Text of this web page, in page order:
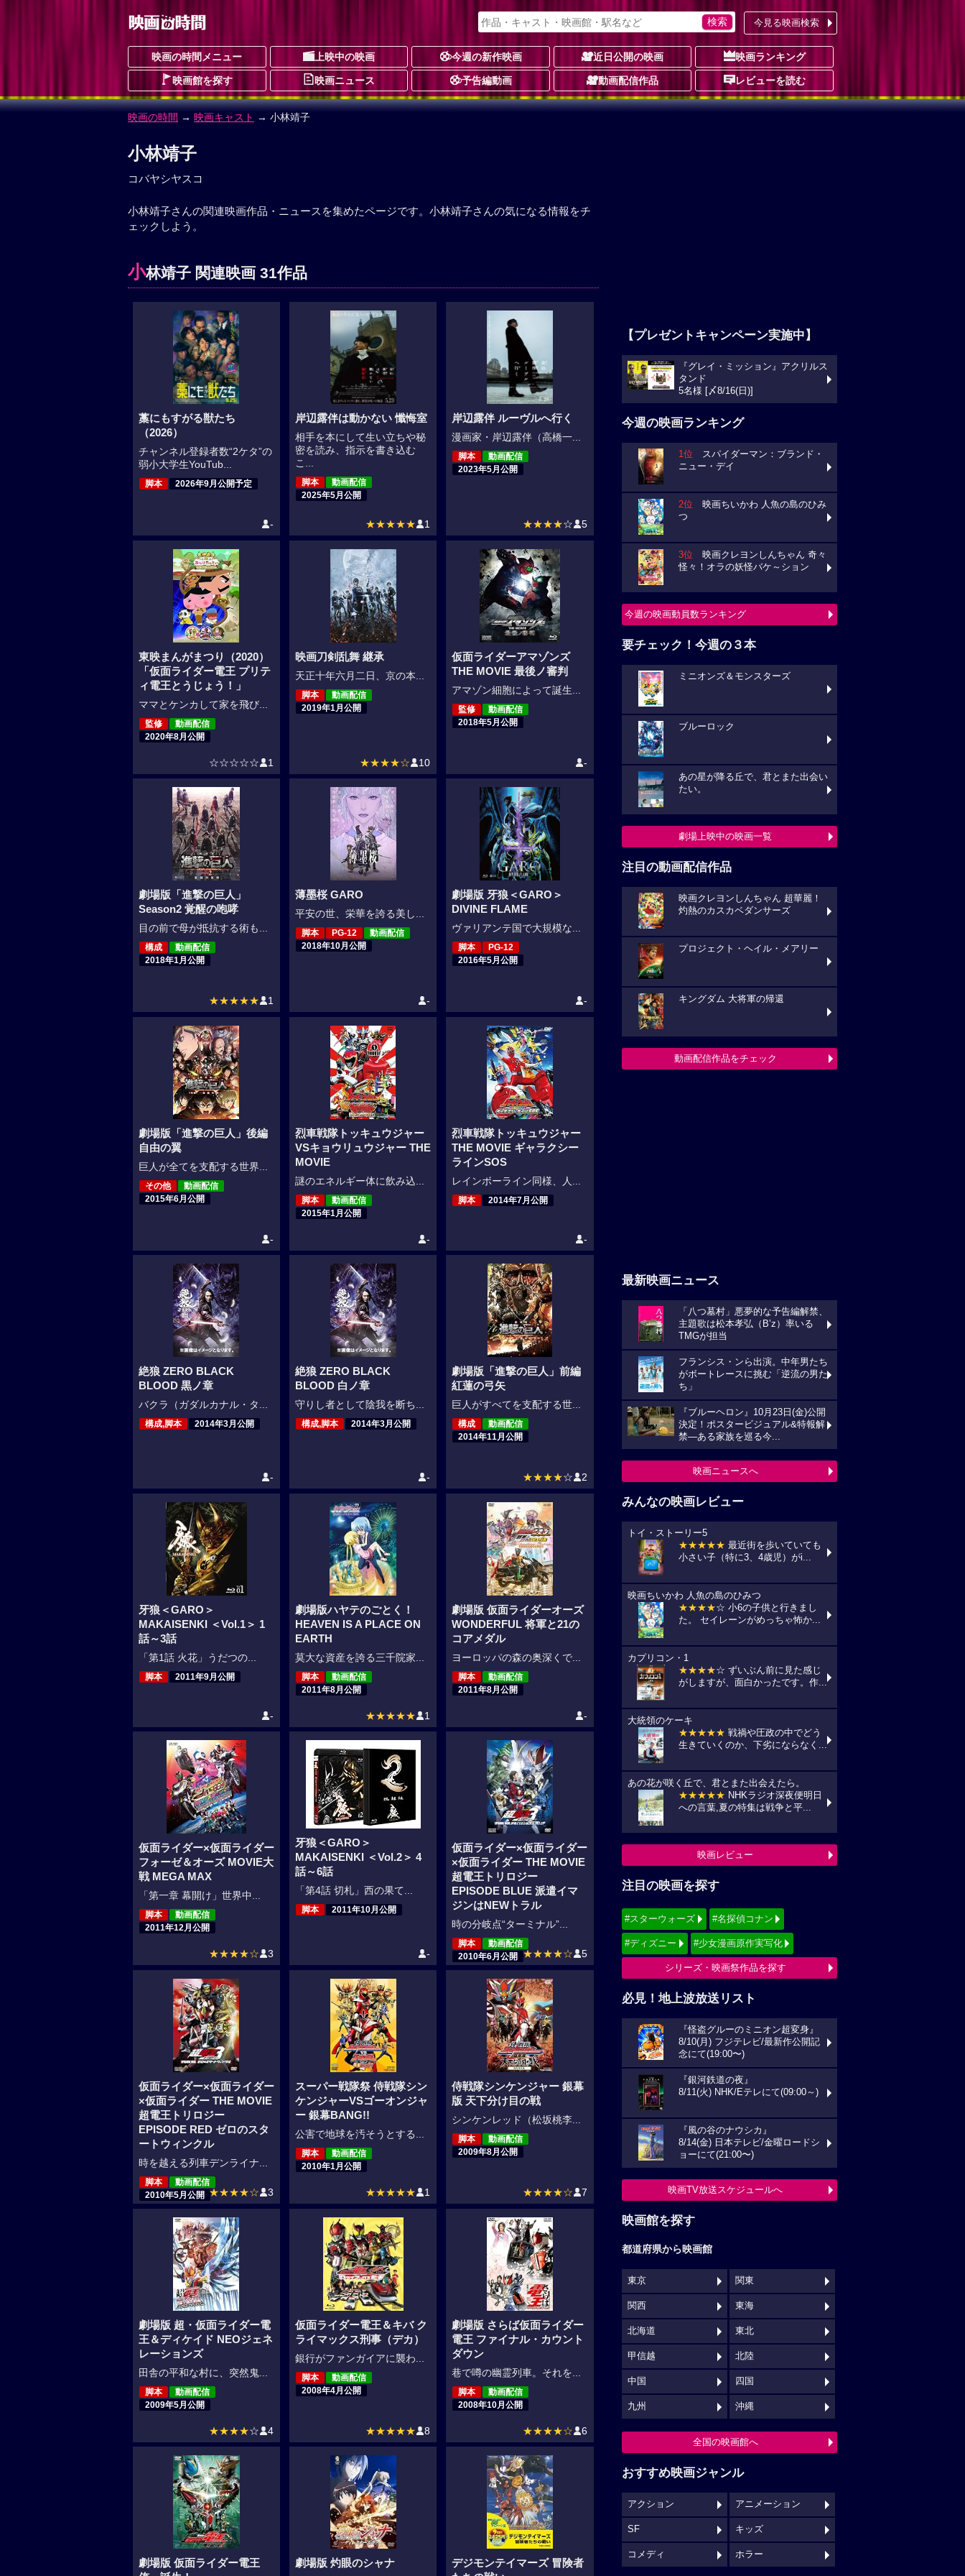
今見る映画検索
映画の時間メニュー 上映中の映画 今週の新作映画 近日公開の映画 映画ランキング
映画館を探す 映画ニュース 予告編動画 動画配信作品 レビューを読む
映画の時間 → 映画キャスト → 小林靖子
小林靖子
コバヤシヤスコ
小林靖子さんの関連映画作品・ニュースを集めたページです。小林靖子さんの気になる情報をチ
ェックしよう。
小林靖子 関連映画 31作品
藁にもすがる獣たち
（2026）
チャンネル登録者数“2ケタ”の
弱小大学生YouTub...
脚本 2026年9月公開予定
-
岸辺露伴は動かない 懺悔室
相手を本にして生い立ちや秘
密を読み、指示を書き込む
こ...
脚本
動画配信
2025年5月公開
★★★★★ 1
岸辺露伴 ルーヴルへ行く
漫画家・岸辺露伴（高橋一...
脚本
動画配信
2023年5月公開
★★★★☆ 5
東映まんがまつり（2020）
「仮面ライダー電王 プリテ
ィ電王とうじょう！」
ママとケンカして家を飛び...
監修
動画配信
2020年8月公開
☆☆☆☆☆ 1
映画刀剣乱舞 継承
天正十年六月二日、京の本...
脚本
動画配信
2019年1月公開
★★★★☆ 10
仮面ライダーアマゾンズ
THE MOVIE 最後ノ審判
アマゾン細胞によって誕生...
監修
動画配信
2018年5月公開
-
劇場版「進撃の巨人」
Season2 覚醒の咆哮
目の前で母が抵抗する術も...
構成
動画配信
2018年1月公開
★★★★★ 1
薄墨桜 GARO
平安の世、栄華を誇る美し...
脚本 PG-12
動画配信
2018年10月公開
-
劇場版 牙狼＜GARO＞
DIVINE FLAME
ヴァリアンテ国で大規模な...
脚本
PG-12
2016年5月公開
-
劇場版「進撃の巨人」後編
自由の翼
巨人が全てを支配する世界...
その他
動画配信
2015年6月公開
-
烈車戦隊トッキュウジャー
VSキョウリュウジャー THE
MOVIE
謎のエネルギー体に飲み込...
脚本
動画配信
2015年1月公開
-
烈車戦隊トッキュウジャー
THE MOVIE ギャラクシー
ラインSOS
レインボーライン同様、人...
脚本 2014年7月公開
-
絶狼 ZERO BLACK
BLOOD 黒ノ章
バクラ（ガダルカナル・タ...
構成,脚本 2014年3月公開
-
絶狼 ZERO BLACK
BLOOD 白ノ章
守りし者として陰我を断ち...
構成,脚本 2014年3月公開
-
劇場版「進撃の巨人」前編
紅蓮の弓矢
巨人がすべてを支配する世...
構成
動画配信
2014年11月公開
★★★★☆ 2
牙狼＜GARO＞
MAKAISENKI ＜Vol.1＞ 1
話～3話
「第1話 火花」うだつの...
脚本 2011年9月公開
-
劇場版ハヤテのごとく！
HEAVEN IS A PLACE ON
EARTH
莫大な資産を誇る三千院家...
脚本
動画配信
2011年8月公開
★★★★★ 1
劇場版 仮面ライダーオーズ
WONDERFUL 将軍と21の
コアメダル
ヨーロッパの森の奥深くで...
脚本
動画配信
2011年8月公開
-
仮面ライダー×仮面ライダー
フォーゼ＆オーズ MOVIE大
戦 MEGA MAX
「第一章 幕開け」世界中...
脚本
動画配信
2011年12月公開
★★★★☆ 3
牙狼＜GARO＞
MAKAISENKI ＜Vol.2＞ 4
話～6話
「第4話 切札」西の果て...
脚本 2011年10月公開
-
仮面ライダー×仮面ライダー
×仮面ライダー THE MOVIE
超電王トリロジー
EPISODE BLUE 派遣イマ
ジンはNEWトラル
時の分岐点“ターミナル”...
脚本
動画配信
2010年6月公開 ★★★★☆ 5
仮面ライダー×仮面ライダー
×仮面ライダー THE MOVIE
超電王トリロジー
EPISODE RED ゼロのスタ
ートウィンクル
時を越える列車デンライナ...
脚本
動画配信
2010年5月公開 ★★★★☆ 3
スーパー戦隊祭 侍戦隊シン
ケンジャーVSゴーオンジャ
ー 銀幕BANG!!
公害で地球を汚そうとする...
脚本
動画配信
2010年1月公開
★★★★★ 1
侍戦隊シンケンジャー 銀幕
版 天下分け目の戦
シンケンレッド（松坂桃李...
脚本
動画配信
2009年8月公開
★★★★☆ 7
劇場版 超・仮面ライダー電
王＆ディケイド NEOジェネ
レーションズ
田舎の平和な村に、突然鬼...
脚本
動画配信
2009年5月公開
★★★★☆ 4
仮面ライダー電王＆キバ ク
ライマックス刑事（デカ）
銀行がファンガイアに襲わ...
脚本
動画配信
2008年4月公開
★★★★★ 8
劇場版 さらば仮面ライダー
電王 ファイナル・カウント
ダウン
巷で噂の幽霊列車。それを...
脚本
動画配信
2008年10月公開
★★★★☆ 6
劇場版 仮面ライダー電王
劇場版 灼眼のシャナ
デジモンテイマーズ 冒険者
【プレゼントキャンペーン実施中】
『グレイ・ミッション』アクリルス
タンド
5名様 [〆8/16(日)]
今週の映画ランキング
1位 スパイダーマン：ブランド・
ニュー・デイ
2位 映画ちいかわ 人魚の島のひみ
つ
3位 映画クレヨンしんちゃん 奇々
怪々！オラの妖怪バケ～ション
今週の映画動員数ランキング
要チェック！今週の３本
ミニオンズ＆モンスターズ
ブルーロック
あの星が降る丘で、君とまた出会い
たい。
劇場上映中の映画一覧
注目の動画配信作品
映画クレヨンしんちゃん 超華麗！
灼熱のカスカベダンサーズ
プロジェクト・ヘイル・メアリー
キングダム 大将軍の帰還
動画配信作品をチェック
最新映画ニュース
「八つ墓村」悪夢的な予告編解禁、
主題歌は松本孝弘（B’z）率いる
TMGが担当
フランシス・ンら出演。中年男たち
がボートレースに挑む「逆流の男た
ち」
『ブルーヘロン』10月23日(金)公開
決定！ポスタービジュアル&特報解
禁―ある家族を巡る今...
映画ニュースへ
みんなの映画レビュー
トイ・ストーリー5
★★★★★ 最近街を歩いていても
小さい子（特に3、4歳児）がi...
映画ちいかわ 人魚の島のひみつ
★★★★☆ 小6の子供と行きまし
た。 セイレーンがめっちゃ怖か...
カプリコン・1
★★★★☆ ずいぶん前に見た感じ
がしますが、面白かったです。作...
大統領のケーキ
★★★★★ 戦禍や圧政の中でどう
生きていくのか、下劣にならなく...
あの花が咲く丘で、君とまた出会えたら。
★★★★★ NHKラジオ深夜便明日
への言葉,夏の特集は戦争と平...
映画レビュー
注目の映画を探す
#スターウォーズ #名探偵コナン
#ディズニー #少女漫画原作実写化
シリーズ・映画祭作品を探す
必見！地上波放送リスト
『怪盗グルーのミニオン超変身』
8/10(月) フジテレビ/最新作公開記
念にて(19:00〜)
『銀河鉄道の夜』
8/11(火) NHK/Eテレにて(09:00～)
『風の谷のナウシカ』
8/14(金) 日本テレビ/金曜ロードシ
ョーにて(21:00〜)
映画TV放送スケジュールへ
映画館を探す
都道府県から映画館
東京 関東
関西 東海
北海道 東北
甲信越 北陸
中国 四国
九州 沖縄
全国の映画館へ
おすすめ映画ジャンル
アクション アニメーション
SF キッズ
コメディ ホラー